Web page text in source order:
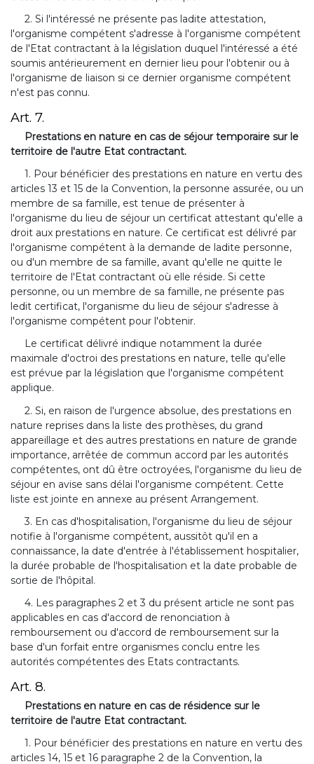
2. Si l'intéressé ne présente pas ladite attestation,
l'organisme compétent s'adresse à l'organisme compétent
de l'Etat contractant à la législation duquel l'intéressé a été
soumis antérieurement en dernier lieu pour l'obtenir ou à
l'organisme de liaison si ce dernier organisme compétent
n'est pas connu.
Art. 7.
Prestations en nature en cas de séjour temporaire sur le
territoire de l'autre Etat contractant.
1. Pour bénéficier des prestations en nature en vertu des
articles 13 et 15 de la Convention, la personne assurée, ou un
membre de sa famille, est tenue de présenter à
l'organisme du lieu de séjour un certificat attestant qu'elle a
droit aux prestations en nature. Ce certificat est délivré par
l'organisme compétent à la demande de ladite personne,
ou d'un membre de sa famille, avant qu'elle ne quitte le
territoire de l'Etat contractant où elle réside. Si cette
personne, ou un membre de sa famille, ne présente pas
ledit certificat, l'organisme du lieu de séjour s'adresse à
l'organisme compétent pour l'obtenir.
Le certificat délivré indique notamment la durée
maximale d'octroi des prestations en nature, telle qu'elle
est prévue par la législation que l'organisme compétent
applique.
2. Si, en raison de l'urgence absolue, des prestations en
nature reprises dans la liste des prothèses, du grand
appareillage et des autres prestations en nature de grande
importance, arrêtée de commun accord par les autorités
compétentes, ont dû être octroyées, l'organisme du lieu de
séjour en avise sans délai l'organisme compétent. Cette
liste est jointe en annexe au présent Arrangement.
3. En cas d'hospitalisation, l'organisme du lieu de séjour
notifie à l'organisme compétent, aussitôt qu'il en a
connaissance, la date d'entrée à l'établissement hospitalier,
la durée probable de l'hospitalisation et la date probable de
sortie de l'hôpital.
4. Les paragraphes 2 et 3 du présent article ne sont pas
applicables en cas d'accord de renonciation à
remboursement ou d'accord de remboursement sur la
base d'un forfait entre organismes conclu entre les
autorités compétentes des Etats contractants.
Art. 8.
Prestations en nature en cas de résidence sur le
territoire de l'autre Etat contractant.
1. Pour bénéficier des prestations en nature en vertu des
articles 14, 15 et 16 paragraphe 2 de la Convention, la